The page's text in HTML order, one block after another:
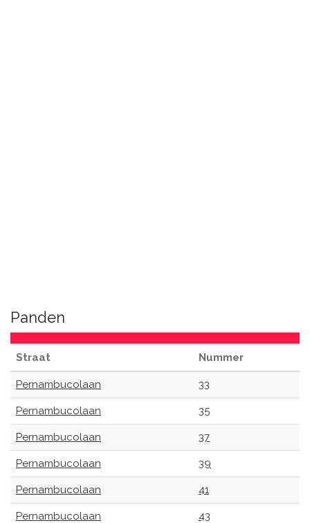
Panden
Straat Nummer
Pernambucolaan 33
Pernambucolaan 35
Pernambucolaan 37
Pernambucolaan 39
Pernambucolaan 41
Pernambucolaan 43